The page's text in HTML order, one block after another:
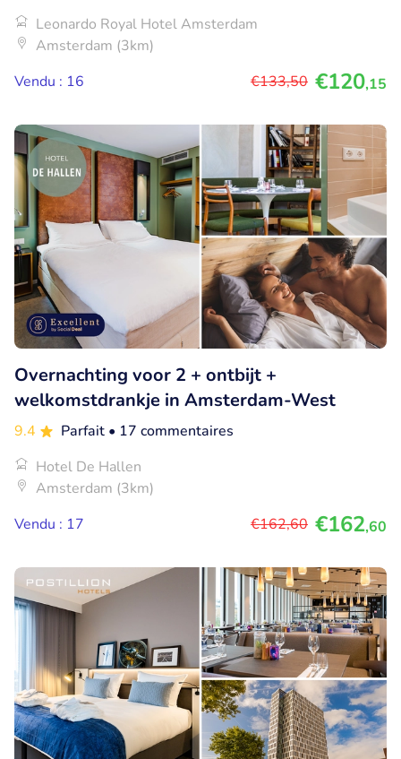
Leonardo Royal Hotel Amsterdam
Amsterdam (3km)
Vendu : 16
€133,50 €120,15
Overnachting voor 2 + ontbijt +
welkomstdrankje in Amsterdam-West
9.4 Parfait • 17 commentaires
Hotel De Hallen
Amsterdam (3km)
Vendu : 17
€162,60 €162,60